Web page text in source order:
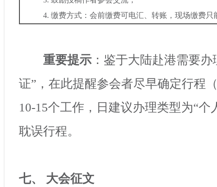
4. 缴费方式：会前缴费可电汇、转账，现场缴费只
重要提示 ：鉴于大陆赴港需要
证”，在此提醒参会者尽早确定行程
10-15个工作，日建议办理类型为“个
耽误行程。
七、 大会征文